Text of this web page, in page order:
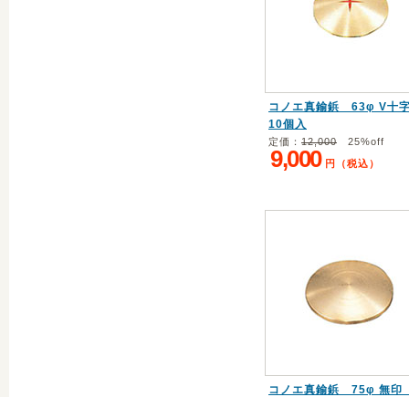
コノエ真鍮鋲 63φ V
10個入
定価： 12,000 25%off
9,000 円（税込）
コノエ真鍮鋲 75φ 無